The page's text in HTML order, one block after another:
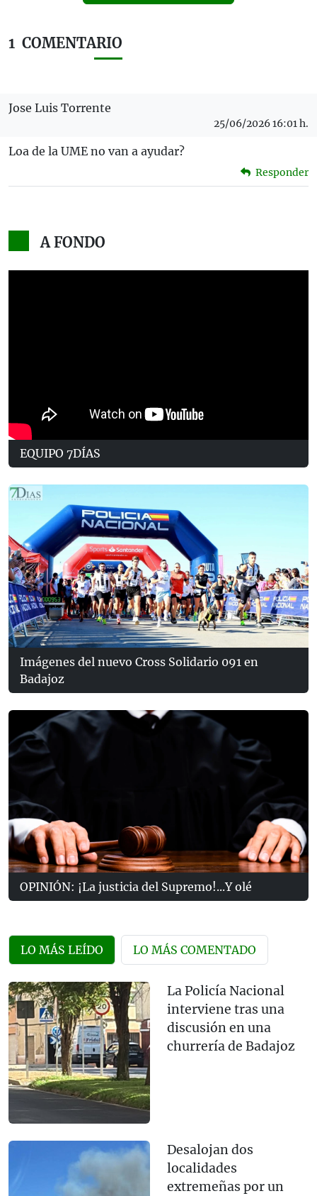
1 COMENTARIO
Jose Luis Torrente
25/06/2026 16:01 h.
Loa de la UME no van a ayudar?
Responder
A FONDO
EQUIPO 7DÍAS
Imágenes del nuevo Cross Solidario 091 en
Badajoz
OPINIÓN: ¡La justicia del Supremo!...Y olé
LO MÁS LEÍDO LO MÁS COMENTADO
La Policía Nacional
interviene tras una
discusión en una
churrería de Badajoz
Desalojan dos
localidades
extremeñas por un